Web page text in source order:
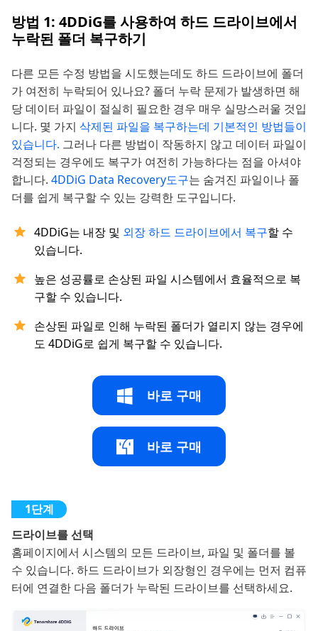
방법 1: 4DDiG를 사용하여 하드 드라이브에서
누락된 폴더 복구하기
다른 모든 수정 방법을 시도했는데도 하드 드라이브에 폴더
가 여전히 누락되어 있나요? 폴더 누락 문제가 발생하면 해
당 데이터 파일이 절실히 필요한 경우 매우 실망스러울 것입
니다. 몇 가지 삭제된 파일을 복구하는데 기본적인 방법들이
있습니다. 그러나 다른 방법이 작동하지 않고 데이터 파일이
걱정되는 경우에도 복구가 여전히 가능하다는 점을 아셔야
합니다. 4DDiG Data Recovery도구는 숨겨진 파일이나 폴
더를 쉽게 복구할 수 있는 강력한 도구입니다.
4DDiG는 내장 및 외장 하드 드라이브에서 복구할 수
있습니다.
높은 성공률로 손상된 파일 시스템에서 효율적으로 복
구할 수 있습니다.
손상된 파일로 인해 누락된 폴더가 열리지 않는 경우에
도 4DDiG로 쉽게 복구할 수 있습니다.
바로 구매
바로 구매
드라이브를 선택
홈페이지에서 시스템의 모든 드라이브, 파일 및 폴더를 볼
수 있습니다. 하드 드라이브가 외장형인 경우에는 먼저 컴퓨
터에 연결한 다음 폴더가 누락된 드라이브를 선택하세요.